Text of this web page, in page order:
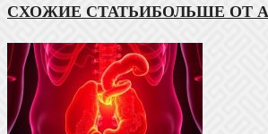
СХОЖИЕ СТАТЬИБОЛЬШЕ ОТ